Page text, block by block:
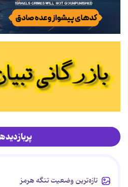
تازه‌ترین وضعیت تنگه هرمز